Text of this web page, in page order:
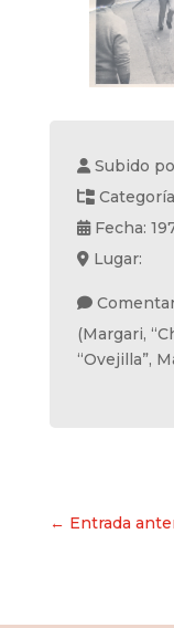
Subido
Fecha:
Lugar:
(Margari,
“Ovejilla”,
← Entrada